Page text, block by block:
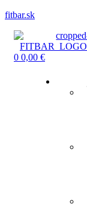
fitbar.sk
Menu
0 0,00 €